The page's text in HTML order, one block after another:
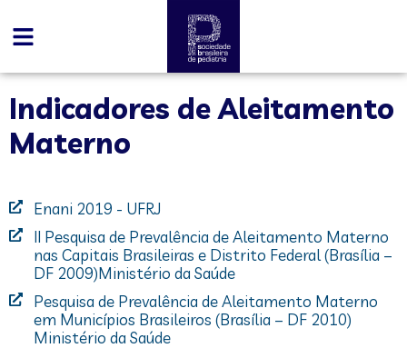
Indicadores de Aleitamento
Materno
Enani 2019 - UFRJ
II Pesquisa de Prevalência de Aleitamento Materno
nas Capitais Brasileiras e Distrito Federal (Brasília –
DF 2009)Ministério da Saúde
Pesquisa de Prevalência de Aleitamento Materno
em Municípios Brasileiros (Brasília – DF 2010)
Ministério da Saúde